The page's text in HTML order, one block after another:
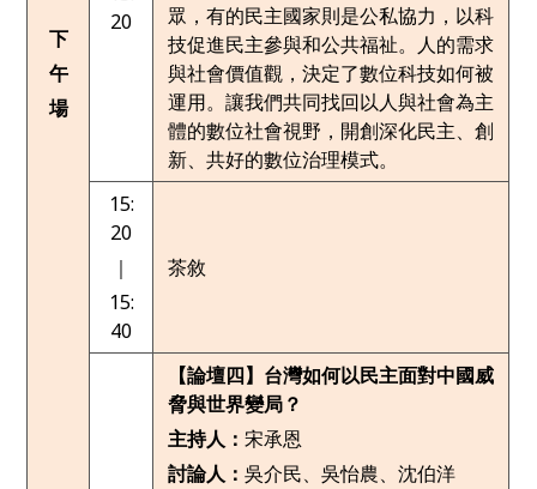
下
午
場
20
眾，有的民主國家則是公私協力，以科
技促進民主參與和公共福祉。人的需求
與社會價值觀，決定了數位科技如何被
運用。讓我們共同找回以人與社會為主
體的數位社會視野，開創深化民主、創
新、共好的數位治理模式。
15:
20
｜
15:
40
茶敘
【論壇四】台灣如何以民主面對中國威
脅與世界變局？
主持人：宋承恩
討論人：吳介民、吳怡農、沈伯洋